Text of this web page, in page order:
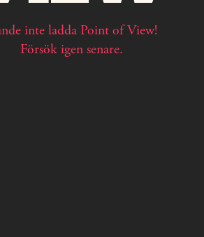
inte ladda Point of View!
Försök igen senare.